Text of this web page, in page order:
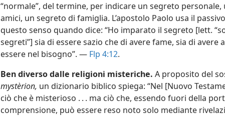
“normale”, del termine, per indicare un segreto
amici, un segreto di famiglia. L’apostolo Paolo usa il
questo senso quando dice: “Ho imparato il segreto [lett.
segreti”] sia di essere sazio che di avere fame, sia di avere
essere nel bisogno”. — Flp 4:12.
Ben diverso dalle religioni misteriche. A proposito del
mystèrion, un dizionario biblico spiega: “Nel [Nuovo
ciò che è misterioso . . . ma ciò che, essendo fuori della
comprensione, può essere reso noto solo mediante